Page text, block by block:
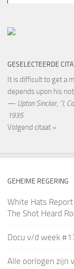
GESELECTEERDE
It is difficult to get a
depends upon his
— Upton Sinclair, “I,
1935
Volgend citaat »
GEHEIME REGERING
White Hats
The Shot Heard
Docu v/d week
Alle oorlogen zijn